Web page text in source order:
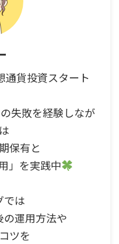
通貨投資スタート
失敗を経験しなが
保有と
」を実践中
では
運用方法や
ツを